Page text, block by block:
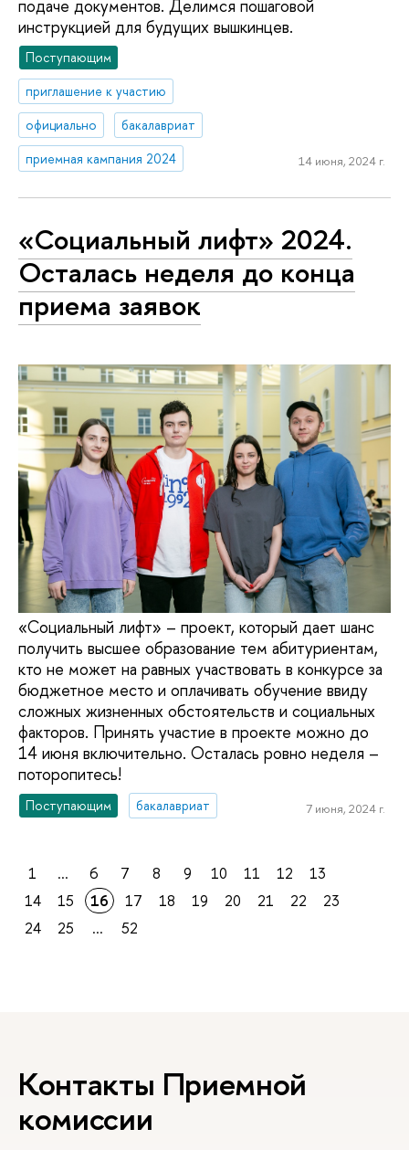
подаче документов. Делимся пошаговой
инструкцией для будущих вышкинцев.
Поступающим
приглашение к участию
официально
бакалавриат
приемная кампания 2024
14 июня, 2024 г.
«Социальный лифт» 2024.
Осталась неделя до конца
приема заявок
«Социальный лифт» – проект, который дает шанс
получить высшее образование тем абитуриентам,
кто не может на равных участвовать в конкурсе за
бюджетное место и оплачивать обучение ввиду
сложных жизненных обстоятельств и социальных
факторов. Принять участие в проекте можно до
14 июня включительно. Осталась ровно неделя –
поторопитесь!
Поступающим бакалавриат 7 июня, 2024 г.
1 ... 6 7 8 9 10 11 12
13
14
15 16 17 18 19 20 21 22
23
24
25 ... 52
Контакты Приемной
комиссии